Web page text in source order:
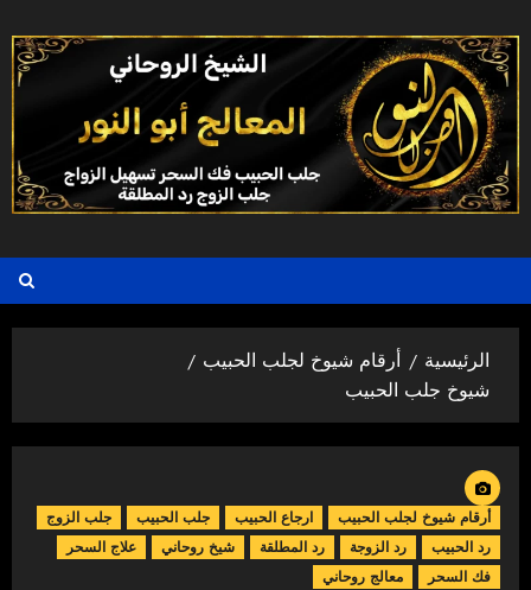
إلى
المحتوى
الرئيسية
أرقام شيوخ لجلب الحبيب
شيوخ جلب الحبيب
أرقام شيوخ لجلب الحبيب ارجاع الحبيب جلب الحبيب
جلب الزوج
رد الحبيب
رد الزوجة رد المطلقة شيخ روحاني
علاج السحر
فك السحر
معالج روحاني